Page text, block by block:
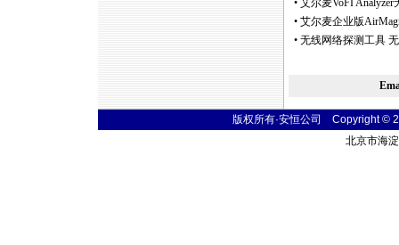
• 艾尔麦VoFI
• 艾尔麦企业版
• 无线网络探测工具
版权所有·安恒公司 Copyright ©
北京市海